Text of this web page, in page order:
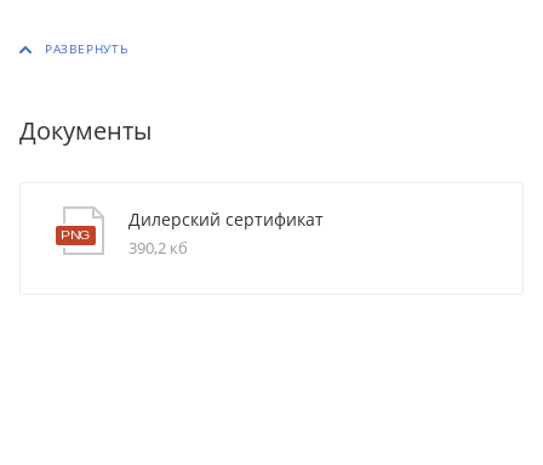
Документы
Дилерский сертификат
390,2 кб